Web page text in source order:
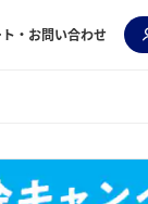
・お問い合わせ